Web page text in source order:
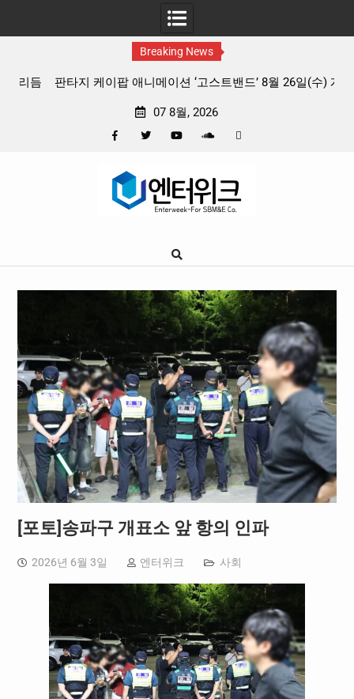
Breaking News
판타지 케이팝 애니메이션 ‘고스트밴드’ 8월 26일(수) 개봉
07 8월, 2026
Google
[포토]송파구 개표소 앞 항의 인파
2026년 6월 3일 엔터위크 사회